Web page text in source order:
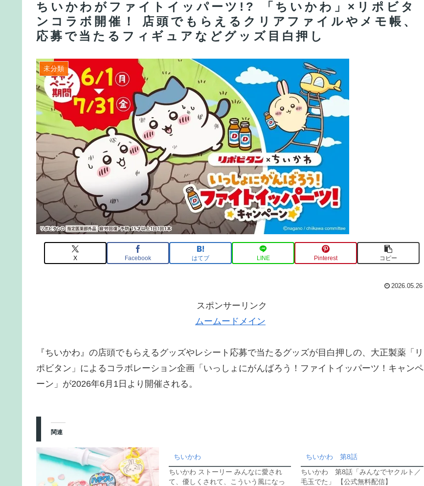
ちいかわがファイトイッパーツ!? 「ちいかわ」×リポビタ
ンコラボ開催！ 店頭でもらえるクリアファイルやメモ帳、
応募で当たるフィギュアなどグッズ目白押し
未分類
X Facebook はてブ LINE Pinterest コピー
2026.05.26
スポンサーリンク
ムームードメイン
『ちいかわ』の店頭でもらえるグッズやレシート応募で当たるグッズが目白押しの、大正製薬「リ
ポビタン」によるコラボレーション企画「いっしょにがんばろう！ファイトイッパーツ！キャンペ
ーン」が2026年6月1日より開催される。
関連
ちいかわ
ちいかわ ストーリー みんなに愛され
て、優しくされて、こういう風になっ
ちいかわ 第8話
ちいかわ 第8話「みんなでヤクルト／
毛玉でた」 【公式無料配信】